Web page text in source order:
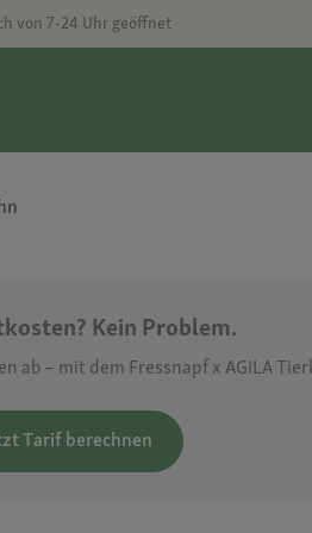
von 7-24 Uhr geöffnet
Kein Problem.
ab – mit dem Fressnapf x AGILA
Tarif berechnen